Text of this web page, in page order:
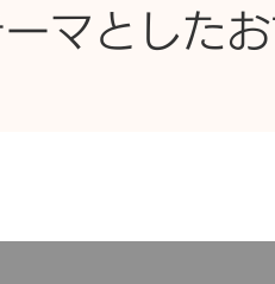
マとした